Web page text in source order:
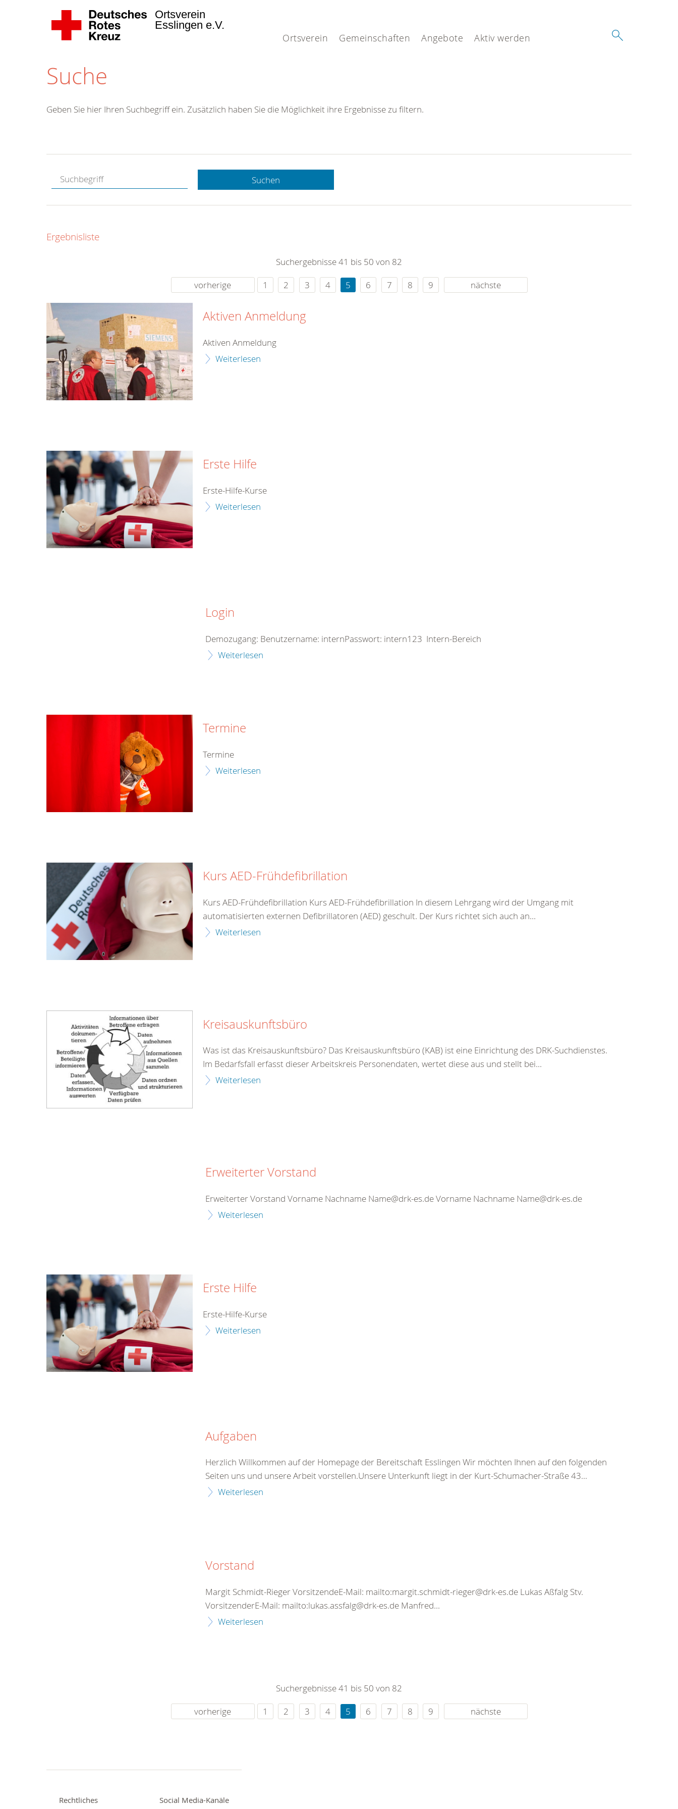
Ortsverein Gemeinschaften Angebote Aktiv werden
Ortsverein
Esslingen e.V.
Suche
Hotline.
gerne.
rund um die Uhr
Geben Sie hier Ihren Suchbegriff ein. Zusätzlich haben Sie die Möglichkeit ihre Ergebnisse zu filtern.
Suchen
Ergebnisliste
Suchergebnisse 41 bis 50 von 82
vorherige
1 2 3 4 5 6 7 8 9 nächste
Aktiven Anmeldung
Aktiven Anmeldung
Weiterlesen
Erste Hilfe
Erste-Hilfe-Kurse
Weiterlesen
Login
Demozugang: Benutzername: internPasswort: intern123 Intern-Bereich
Weiterlesen
Termine
Termine
Weiterlesen
Kurs AED-Frühdefibrillation
Kurs AED-Frühdefibrillation Kurs AED-Frühdefibrillation In diesem Lehrgang wird der Umgang mit
automatisierten externen Defibrillatoren (AED) geschult. Der Kurs richtet sich auch an...
Weiterlesen
Kreisauskunftsbüro
Was ist das Kreisauskunftsbüro? Das Kreisauskunftsbüro (KAB) ist eine Einrichtung des DRK-Suchdienstes.
Im Bedarfsfall erfasst dieser Arbeitskreis Personendaten, wertet diese aus und stellt bei...
Weiterlesen
Erweiterter Vorstand
Erweiterter Vorstand Vorname Nachname Name@drk-es.de Vorname Nachname Name@drk-es.de
Weiterlesen
Erste Hilfe
Erste-Hilfe-Kurse
Weiterlesen
Aufgaben
Herzlich Willkommen auf der Homepage der Bereitschaft Esslingen Wir möchten Ihnen auf den folgenden
Seiten uns und unsere Arbeit vorstellen.Unsere Unterkunft liegt in der Kurt-Schumacher-Straße 43...
Weiterlesen
Vorstand
Margit Schmidt-Rieger VorsitzendeE-Mail: mailto:margit.schmidt-rieger@drk-es.de Lukas Aßfalg Stv.
VorsitzenderE-Mail: mailto:lukas.assfalg@drk-es.de Manfred...
Weiterlesen
Suchergebnisse 41 bis 50 von 82
vorherige
1 2 3 4 5 6 7 8 9 nächste
Rechtliches
Social Media-Kanäle